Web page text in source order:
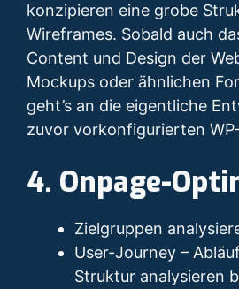
konzipieren eine grobe
Wireframes. Sobald auch
Content und Design der
Mockups oder ähnlichen
geht’s an die eigentliche
zuvor vorkonfigurierten
4. Onpage-
Zielgruppen
User-Journey –
Struktur analysieren